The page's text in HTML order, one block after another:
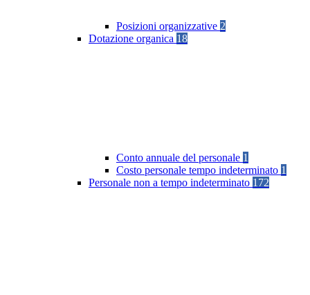
Posizioni organizzative 2
Dotazione organica 18
Conto annuale del personale 1
Costo personale tempo indeterminato 1
Personale non a tempo indeterminato 172